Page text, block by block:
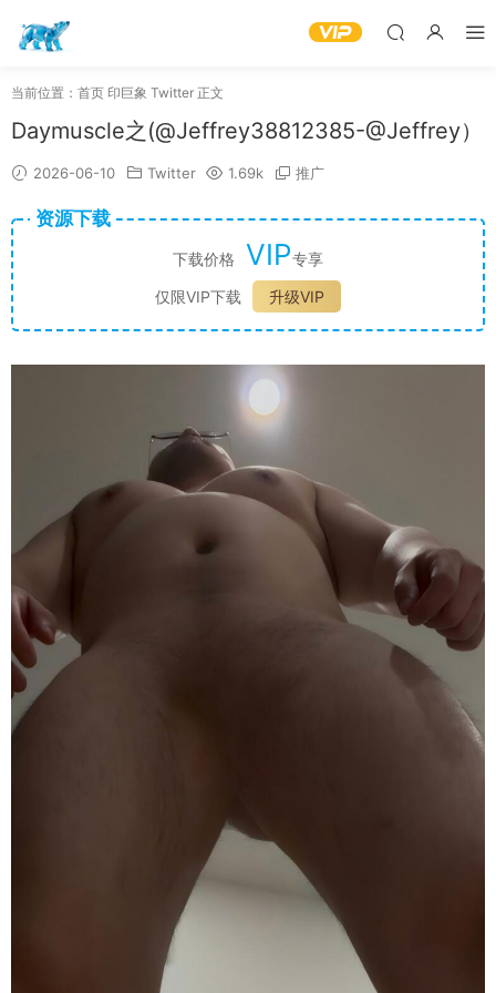
当前位置： 首页 印巨象 Twitter 正文
Daymuscle之(@Jeffrey38812385-@Jeffrey）
2026-06-10 Twitter 1.69k 推广
资源下载
下载价格 VIP专享
仅限VIP下载
升级VIP